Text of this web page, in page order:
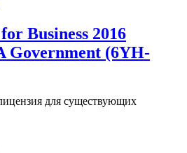
Business 2016
Government (6YH-
для существующих